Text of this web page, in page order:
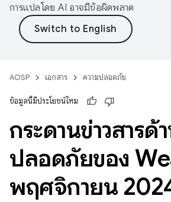
การแปลโดย AI อาจมีข้อผิดพลาด
AOSP เอกสาร ความปลอดภัย
ข้อมูลนี้มีประโยชน์ไหม
กระดานข่าวสารด้
ปลอดภัยของ
พฤศจิกายน